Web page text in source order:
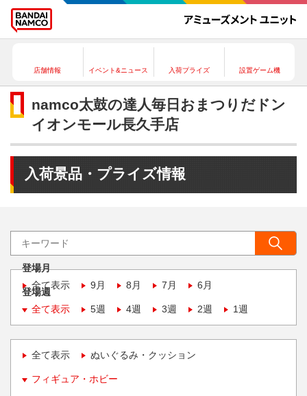
店舗情報 イベント&ニュース 入荷プライズ 設置ゲーム機
namco太鼓の達人毎日おまつりだドン
イオンモール長久手店
入荷景品・プライズ情報
登場月
全て表示
9月 8月 7月 6月
登場週
全て表示
5週 4週 3週 2週 1週
全て表示 ぬいぐるみ・クッション
フィギュア・ホビー